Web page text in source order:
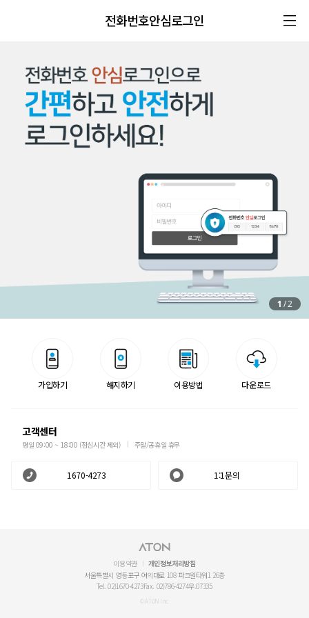
전화번호안심로그인
1 /2
가입하기 해지하기 이용방법 다운로드
고객센터
평일 09:00 ~ 18:00 (점심시간 제외) 주말/공휴일 휴무
1670-4273 1:1문의
이용약관
개인정보처리방침
서울특별시 영등포구 여의대로 108 파크원타워1 26층
Tel. 02)1670-4273Fax. 02)786-4274우.07335
© ATON Inc.